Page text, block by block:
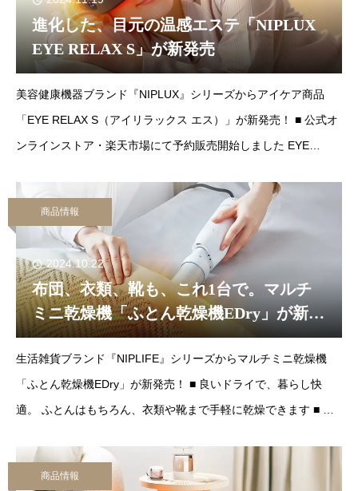
進化した、目元の温感エステ「NIPLUX
EYE RELAX S」が新発売
美容健康機器ブランド『NIPLUX』シリーズからアイケア商品
「EYE RELAX S（アイリラックス エス）」が新発売！ ■ 公式オ
ンラインストア・楽天市場にて予約販売開始しました EYE
商品情報
2024.10.22
布団、衣類、靴も、これ1台で。マルチ
ミニ乾燥機「ふとん乾燥機EDry」が新発
売
生活雑貨ブランド『NIPLIFE』シリーズからマルチミニ乾燥機
「ふとん乾燥機EDry」が新発売！ ■ 良いドライで、暮らし快
適。 ふとんはもちろん、衣類や靴まで手軽に乾燥できます ■ 商
商品情報